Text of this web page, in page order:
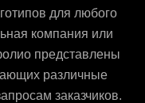
для любого
компания или
представлены
различные
заказчиков.